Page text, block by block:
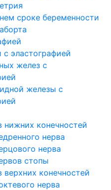
сроке беременности
эластографией
желез с
железы с
нижних конечностей
нерва
нерва
стопы
верхних конечностей
нерва